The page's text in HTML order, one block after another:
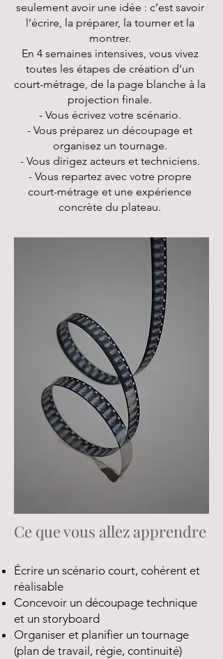
seulement avoir une idée : c’est savoir
l’écrire, la préparer, la tourner et la
montrer.
En 4 semaines intensives, vous vivez
toutes les étapes de création d’un
court-métrage, de la page blanche à la
projection finale.
- Vous écrivez votre scénario.
- Vous préparez un découpage et
organisez un tournage.
- Vous dirigez acteurs et techniciens.
- Vous repartez avec votre propre
court-métrage et une expérience
concrète du plateau.
Ce que vous allez apprendre
Écrire un scénario court, cohérent et
réalisable
Concevoir un découpage technique
et un storyboard
Organiser et planifier un tournage
(plan de travail, régie, continuité)